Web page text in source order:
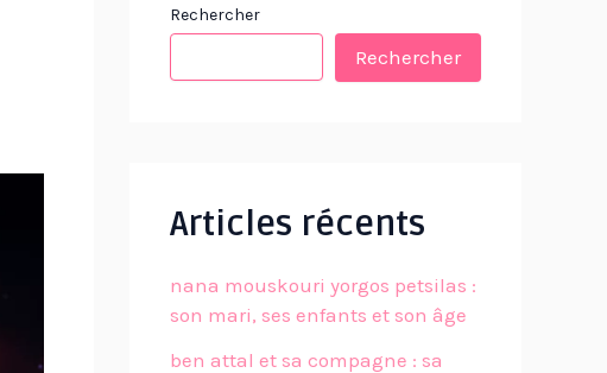
Rechercher
Rechercher
Articles récents
nana mouskouri yorgos petsilas :
son mari, ses enfants et son âge
ben attal et sa compagne : sa